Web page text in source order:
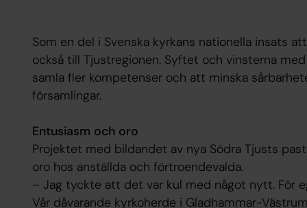
Som en del i Svenska kyrkans nationella insats
också till Tjustregionen. Syftet och vinsterna
samla fler kompetenser och att minska
församlingar.
Entusiasm och oro
Projektet med bildandet av nya Södra Tjusts
oro hos anställda och förtroendevalda.
– Jag tyckte att det var kul med något nytt. För
Vår dåvarande kyrkoherde i Gladhammar-